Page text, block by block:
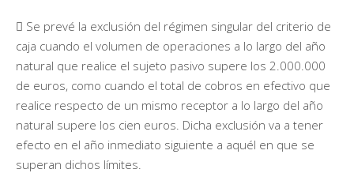
 Se prevé la exclusión del régimen singular del criterio de
caja cuando el volumen de operaciones a lo largo del año
natural que realice el sujeto pasivo supere los 2.000.000
de euros, como cuando el total de cobros en efectivo que
realice respecto de un mismo receptor a lo largo del año
natural supere los cien euros. Dicha exclusión va a tener
efecto en el año inmediato siguiente a aquél en que se
superan dichos límites.